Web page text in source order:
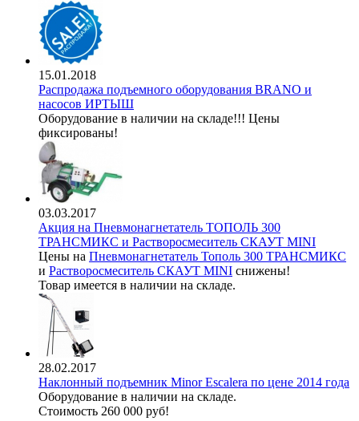
15.01.2018
Распродажа подъемного оборудования BRANO и
насосов ИРТЫШ
Оборудование в наличии на складе!!! Цены
фиксированы!
03.03.2017
Акция на Пневмонагнетатель ТОПОЛЬ 300
ТРАНСМИКС и Растворосмеситель СКАУТ MINI
Цены на Пневмонагнетатель Тополь 300 ТРАНСМИКС
и Растворосмеситель СКАУТ MINI снижены!
Товар имеется в наличии на складе.
28.02.2017
Наклонный подъемник Minor Escalera по цене 2014 года
Оборудование в наличии на складе.
Стоимость 260 000 руб!